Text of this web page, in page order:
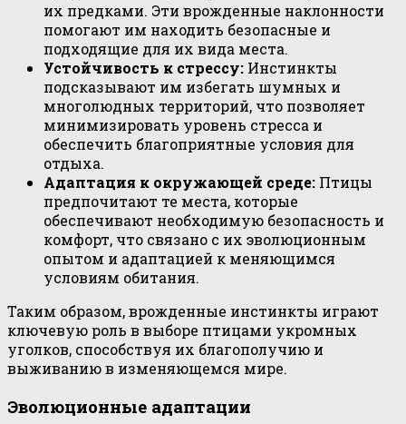
их предками. Эти врожденные наклонности
помогают им находить безопасные и
подходящие для их вида места.
Устойчивость к стрессу: Инстинкты
подсказывают им избегать шумных и
многолюдных территорий, что позволяет
минимизировать уровень стресса и
обеспечить благоприятные условия для
отдыха.
Адаптация к окружающей среде: Птицы
предпочитают те места, которые
обеспечивают необходимую безопасность и
комфорт, что связано с их эволюционным
опытом и адаптацией к меняющимся
условиям обитания.
Таким образом, врожденные инстинкты играют
ключевую роль в выборе птицами укромных
уголков, способствуя их благополучию и
выживанию в изменяющемся мире.
Эволюционные адаптации